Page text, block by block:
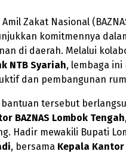
Zakat Nasional
komitmennya
di daerah. Melalui
NTB Syariah, lembaga
dan pembangunan
tersebut
BAZNAS Lombok Tengah
Hadir mewakili Bupati
, bersama Kepala Kantor